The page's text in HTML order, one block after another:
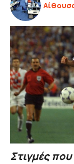
Στιγμές